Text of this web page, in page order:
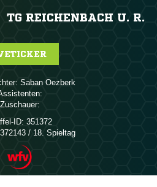
TG REICHENBACH U. R.
 
Zuschauer:
ID: 351372
/ 18. Spieltag